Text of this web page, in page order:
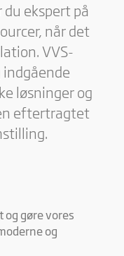
du ekspert på
når det
VVS-
løsninger og
eftertragtet
gøre vores
og